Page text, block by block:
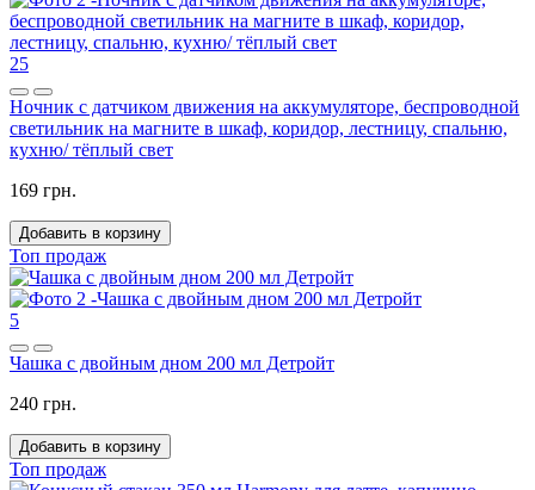
25
Ночник с датчиком движения на аккумуляторе, беспроводной
светильник на магните в шкаф, коридор, лестницу, спальню,
кухню/ тёплый свет
169 грн.
Добавить в корзину
Топ продаж
5
Чашка с двойным дном 200 мл Детройт
240 грн.
Добавить в корзину
Топ продаж